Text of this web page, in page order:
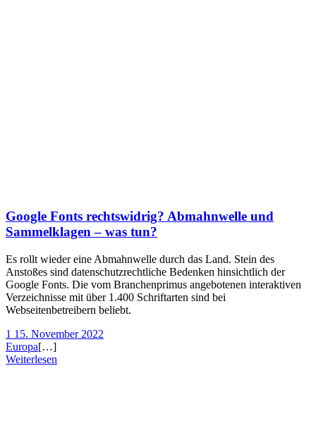
Google Fonts rechtswidrig? Abmahnwelle und
Sammelklagen – was tun?
Es rollt wieder eine Abmahnwelle durch das Land. Stein des
Anstoßes sind datenschutzrechtliche Bedenken hinsichtlich der
Google Fonts. Die vom Branchenprimus angebotenen interaktiven
Verzeichnisse mit über 1.400 Schriftarten sind bei
Webseitenbetreibern beliebt.
1 15. November 2022
Europa[…]
Weiterlesen